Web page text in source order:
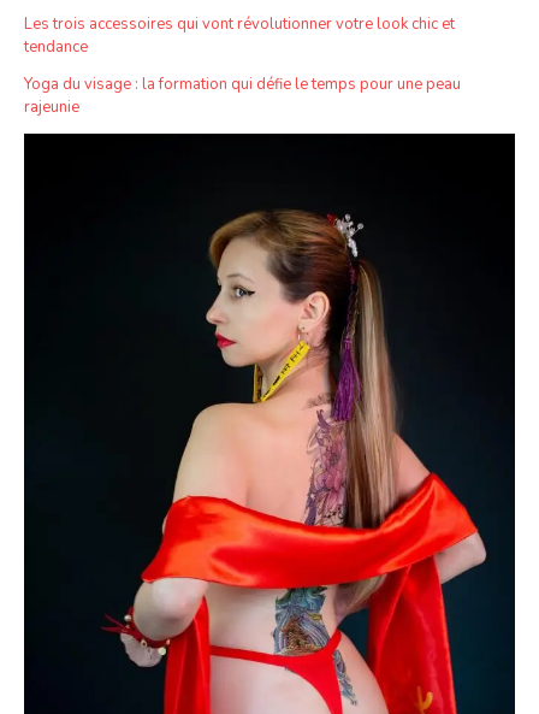
Les trois accessoires qui vont révolutionner votre look chic et
tendance
Yoga du visage : la formation qui défie le temps pour une peau
rajeunie